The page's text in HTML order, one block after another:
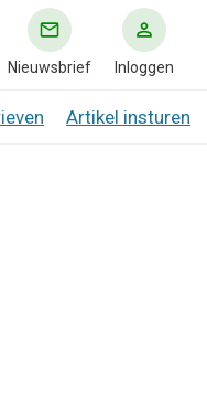
Nieuwsbrief Inloggen
Artikel insturen